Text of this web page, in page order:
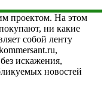
проектом. На этом
ни какие
собой ленту
искажения,
новостей